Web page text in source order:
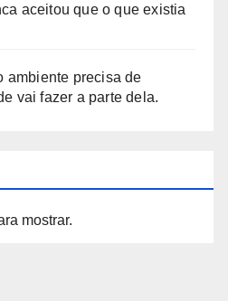
aceitou que o que existia
ambiente precisa de
vai fazer a parte dela.
mostrar.